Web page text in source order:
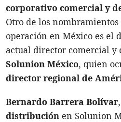
corporativo comercial y
Otro de los
operación en México es el
actual director comercial y
Solunion México, quien
director regional de
Bernardo Barrera Bolívar
distribución en Solunion